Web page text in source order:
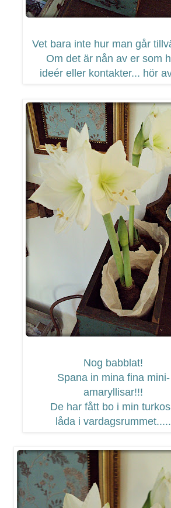
Vet bara inte hur man går
Om det är nån av er som
ideér eller kontakter... hör
Nog babblat!
Spana in mina fina mini-
amaryllisar!!!
De har fått bo i min
låda i vardagsrummet.....